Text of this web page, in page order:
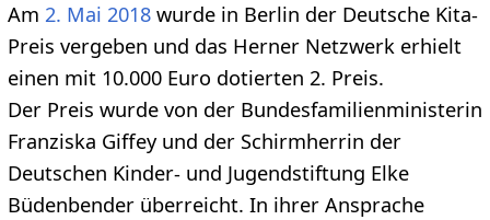
Am 2. Mai 2018wurde in Berlin der Deutsche Kita-
Preis vergeben und das Herner Netzwerk erhielt
einen mit 10.000 Euro dotierten 2. Preis.
Der Preis wurde von der Bundesfamilienministerin
Franziska Giffey und der Schirmherrin der
Deutschen Kinder- und Jugendstiftung Elke
Büdenbender überreicht. In ihrer Ansprache